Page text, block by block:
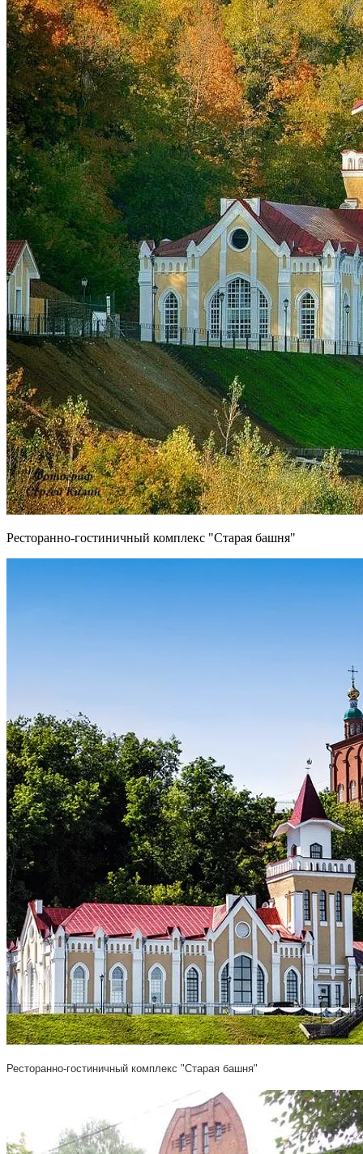
Ресторанно-гостиничный комплекс "Старая башня"
Ресторанно-гостиничный комплекс "Старая башня"